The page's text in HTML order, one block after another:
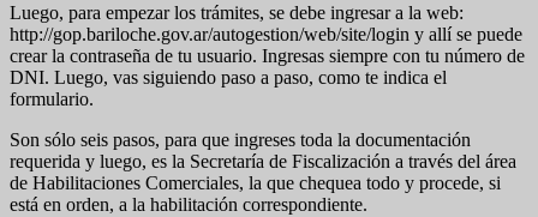
Luego, para empezar los trámites, se debe ingresar a la web:
http://gop.bariloche.gov.ar/autogestion/web/site/login y allí se puede
crear la contraseña de tu usuario. Ingresas siempre con tu número de
DNI. Luego, vas siguiendo paso a paso, como te indica el
formulario.
Son sólo seis pasos, para que ingreses toda la documentación
requerida y luego, es la Secretaría de Fiscalización a través del área
de Habilitaciones Comerciales, la que chequea todo y procede, si
está en orden, a la habilitación correspondiente.